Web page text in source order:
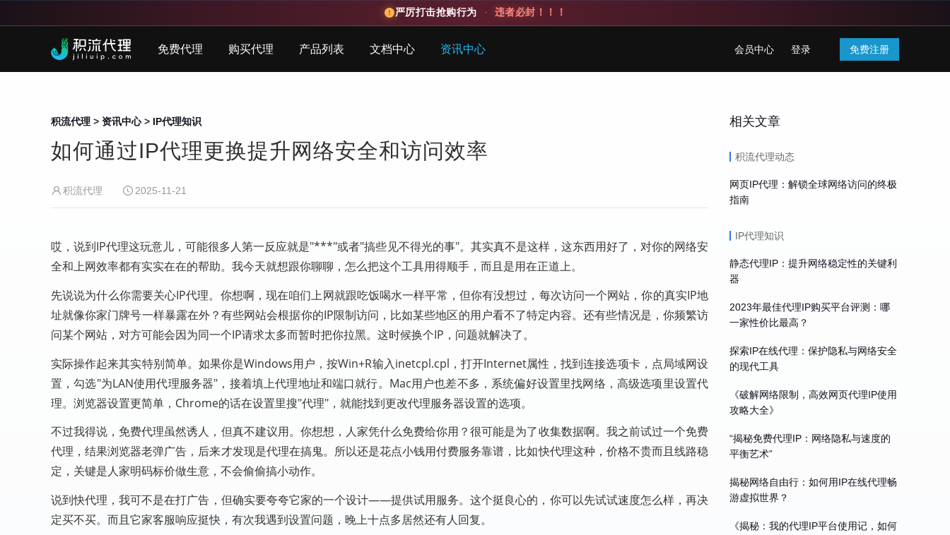
严厉打击抢购行为 · 违者必封！！！
免费代理 购买代理 产品列表 文档中心 资讯中心 会员中心 登录 免费注册
积流代理 > 资讯中心> IP代理知识
如何通过IP代理更换提升网络安全和访问效率
积流代理 2025-11-21
哎，说到IP代理这玩意儿，可能很多人第一反应就是"***"或者"搞些见不得光的事"。其实真不是这样，这东西用好了，对你的网络安
全和上网效率都有实实在在的帮助。我今天就想跟你聊聊，怎么把这个工具用得顺手，而且是用在正道上。
先说说为什么你需要关心IP代理。你想啊，现在咱们上网就跟吃饭喝水一样平常，但你有没想过，每次访问一个网站，你的真实IP地
址就像你家门牌号一样暴露在外？有些网站会根据你的IP限制访问，比如某些地区的用户看不了特定内容。还有些情况是，你频繁访
问某个网站，对方可能会因为同一个IP请求太多而暂时把你拉黑。这时候换个IP，问题就解决了。
实际操作起来其实特别简单。如果你是Windows用户，按Win+R输入inetcpl.cpl，打开Internet属性，找到连接选项卡，点局域网设
置，勾选"为LAN使用代理服务器"，接着填上代理地址和端口就行。Mac用户也差不多，系统偏好设置里找网络，高级选项里设置代
理。浏览器设置更简单，Chrome的话在设置里搜"代理"，就能找到更改代理服务器设置的选项。
不过我得说，免费代理虽然诱人，但真不建议用。你想想，人家凭什么免费给你用？很可能是为了收集数据啊。我之前试过一个免费
代理，结果浏览器老弹广告，后来才发现是代理在搞鬼。所以还是花点小钱用付费服务靠谱，比如快代理这种，价格不贵而且线路稳
定，关键是人家明码标价做生意，不会偷偷搞小动作。
说到快代理，我可不是在打广告，但确实要夸夸它家的一个设计——提供试用服务。这个挺良心的，你可以先试试速度怎么样，再决
定买不买。而且它家客服响应挺快，有次我遇到设置问题，晚上十点多居然还有人回复。
相关文章
积流代理动态
网页IP代理：解锁全球网络访问的终极
指南
IP代理知识
静态代理IP：提升网络稳定性的关键利
器
2023年最佳代理IP购买平台评测：哪
一家性价比最高？
探索IP在线代理：保护隐私与网络安全
的现代工具
《破解网络限制，高效网页代理IP使用
攻略大全》
“揭秘免费代理IP：网络隐私与速度的
平衡艺术”
揭秘网络自由行：如何用IP在线代理畅
游虚拟世界？
《揭秘：我的代理IP平台使用记，如何